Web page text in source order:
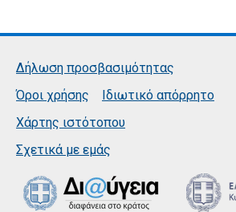
Δήλωση προσβασιμότητας
Όροι χρήσης
Ιδιωτικό απόρρητο
Χάρτης ιστότοπου
Σχετικά με εμάς